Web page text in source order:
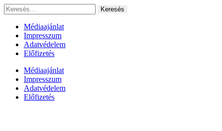
Ugrás
a
tartalomhoz
Keresés:
Médiaajánlat
Impresszum
Adatvédelem
Előfizetés
Médiaajánlat
Impresszum
Adatvédelem
Előfizetés